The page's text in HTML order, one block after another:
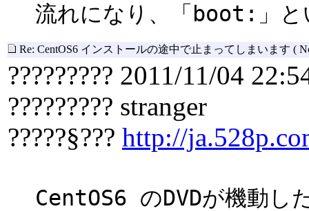
流れになり、「boot:」と
Re: CentOS6 インストールの途中で止まってしまいます (
????????? 2011/11/04
????????? stranger
?????§??? http://
CentOS6 のDVDが機動し